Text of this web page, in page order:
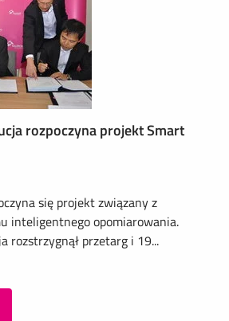
rozpoczyna projekt Smart
się projekt związany z
inteligentnego opomiarowania.
rozstrzygnął przetarg i 19...